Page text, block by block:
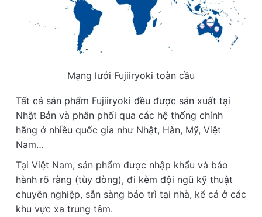
Mạng lưới Fujiiryoki toàn cầu
Tất cả sản phẩm Fujiiryoki đều được sản xuất tại
Nhật Bản và phân phối qua các hệ thống chính
hãng ở nhiều quốc gia như Nhật, Hàn, Mỹ, Việt
Nam…
Tại Việt Nam, sản phẩm được nhập khẩu và bảo
hành rõ ràng (tùy dòng), đi kèm đội ngũ kỹ thuật
chuyên nghiệp, sẵn sàng bảo trì tại nhà, kể cả ở các
khu vực xa trung tâm.